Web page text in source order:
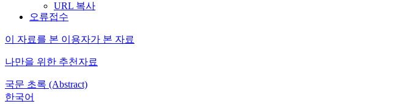
URL 복사
오류접수
이 자료를 본 이용자가 본 자료
나만을 위한 추천자료
국문 초록 (Abstract)
한국어